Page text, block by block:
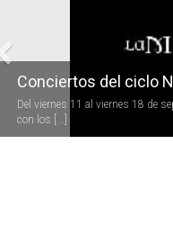
Conciertos del ciclo
Del viernes 11 al viernes 18 de
con los [...]